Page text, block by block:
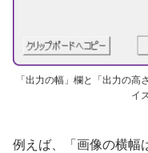
「出力の幅」欄と「出力の
イ
例えば、「画像の横幅